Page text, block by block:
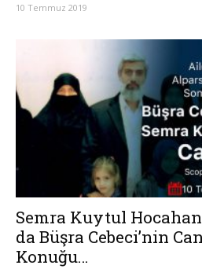
10 Temmuz 2019
Semra Kuytul
da Büşra Cebeci’nin
Konuğu…